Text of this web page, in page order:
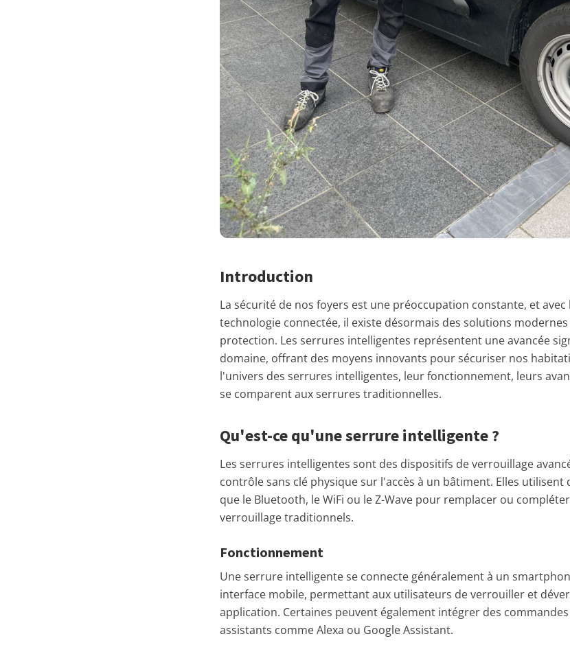
Introduction
La sécurité de nos foyers est une préoccupation constante, et
technologie connectée, il existe désormais des solutions
protection. Les serrures intelligentes représentent une avancée
domaine, offrant des moyens innovants pour sécuriser nos
l'univers des serrures intelligentes, leur fonctionnement, leurs
se comparent aux serrures traditionnelles.
Qu'est-ce qu'une serrure intelligente ?
Les serrures intelligentes sont des dispositifs de verrouillage
contrôle sans clé physique sur l'accès à un bâtiment. Elles utilisent
que le Bluetooth, le WiFi ou le Z-Wave pour remplacer ou
verrouillage traditionnels.
Fonctionnement
Une serrure intelligente se connecte généralement à un
interface mobile, permettant aux utilisateurs de verrouiller et
application. Certaines peuvent également intégrer des
assistants comme Alexa ou Google Assistant.